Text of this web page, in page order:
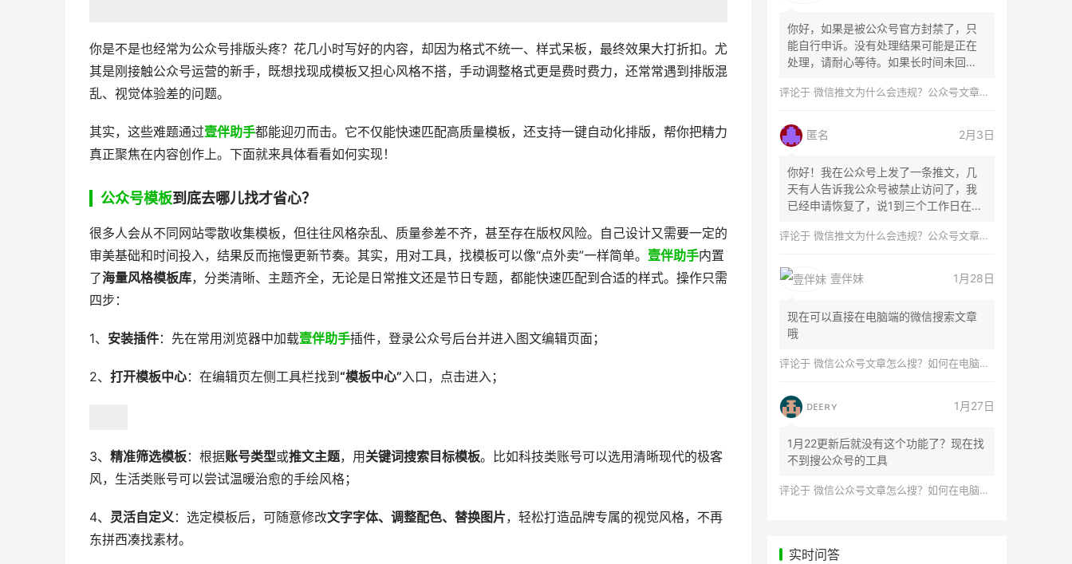
你是不是也经常为公众号排版头疼？花几小时写好的内容，却因为格式不统一、样式呆板，最终效果大打折扣。尤
其是刚接触公众号运营的新手，既想找现成模板又担心风格不搭，手动调整格式更是费时费力，还常常遇到排版混
乱、视觉体验差的问题。
其实，这些难题通过壹伴助手都能迎刃而击。它不仅能快速匹配高质量模板，还支持一键自动化排版，帮你把精力
真正聚焦在内容创作上。下面就来具体看看如何实现！
公众号模板到底去哪儿找才省心？
很多人会从不同网站零散收集模板，但往往风格杂乱、质量参差不齐，甚至存在版权风险。自己设计又需要一定的
审美基础和时间投入，结果反而拖慢更新节奏。其实，用对工具，找模板可以像“点外卖”一样简单。 壹伴助手内置
了海量风格模板库，分类清晰、主题齐全，无论是日常推文还是节日专题，都能快速匹配到合适的样式。操作只需
四步：
1、 安装插件：先在常用浏览器中加载壹伴助手插件，登录公众号后台并进入图文编辑页面；
2、 打开模板中心：在编辑页左侧工具栏找到 “模板中心”入口，点击进入；
3、 精准筛选模板 ：根据账号类型或推文主题，用 关键词搜索目标模板。比如科技类账号可以选用清晰现代的极客
风，生活类账号可以尝试温暖治愈的手绘风格；
4、 灵活自定义：选定模板后，可随意修改文字字体、调整配色、替换图片，轻松打造品牌专属的视觉风格，不再
东拼西凑找素材。
你好，如果是被公众号官方封禁了，只
能自行申诉。没有处理结果可能是正在
处理，请耐心等待。如果长时间未回
评论于 微信推文为什么会违规？公众号文章怎么检测是否违规？
匿名 2月3日
你好！我在公众号上发了一条推文，几
天有人告诉我公众号被禁止访问了，我
已经申请恢复了，说1到三个工作日在微
评论于 微信推文为什么会违规？公众号文章怎么检测是否违规？
壹伴妹 1月28日
现在可以直接在电脑端的微信搜索文章
哦
评论于 微信公众号文章怎么搜？如何在电脑上搜索公众号文章？
ᴅᴇᴇʀʏ 1月27日
1月22更新后就没有这个功能了？现在找
不到搜公众号的工具
评论于 微信公众号文章怎么搜？如何在电脑上搜索公众号文章？
实时问答